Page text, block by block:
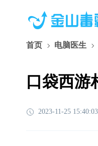
首页 电脑医生
口袋西游
2023-11-25 15:40:03